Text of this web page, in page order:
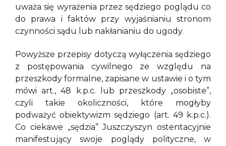
uważa się wyrażenia przez sędziego poglądu co
do prawa i faktów przy wyjaśnianiu stronom
czynności sądu lub nakłanianiu do ugody.
Powyższe przepisy dotyczą wyłączenia sędziego
z postępowania cywilnego ze względu na
przeszkody formalne, zapisane w ustawie i o tym
mówi art., 48 k.p.c. lub przeszkody „osobiste”,
czyli takie okoliczności, które mogłyby
podważyć obiektywizm sędziego (art. 49 k.p.c.).
Co ciekawe „sędzia” Juszczyszyn ostentacyjnie
manifestujący swoje poglądy polityczne, w